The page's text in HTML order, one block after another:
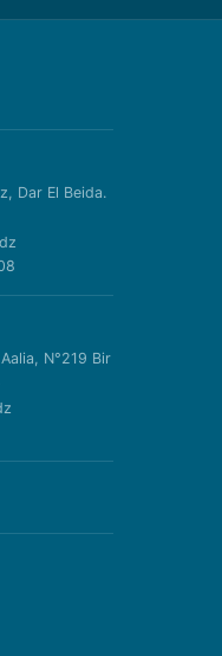
Dar El Beida.
N°219 Bir